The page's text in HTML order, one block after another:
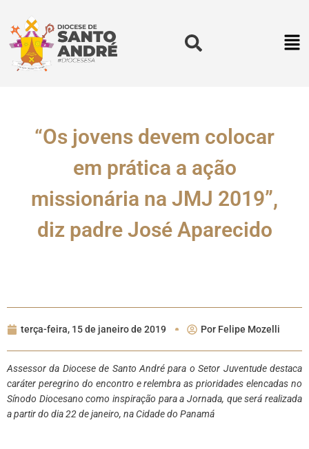
“Os jovens devem colocar
em prática a ação
missionária na JMJ 2019”,
diz padre José Aparecido
terça-feira, 15 de janeiro de 2019 Por Felipe Mozelli
Assessor da Diocese de Santo André para o Setor Juventude destaca
caráter peregrino do encontro e relembra as prioridades elencadas no
Sínodo Diocesano como inspiração para a Jornada, que será realizada
a partir do dia 22 de janeiro, na Cidade do Panamá